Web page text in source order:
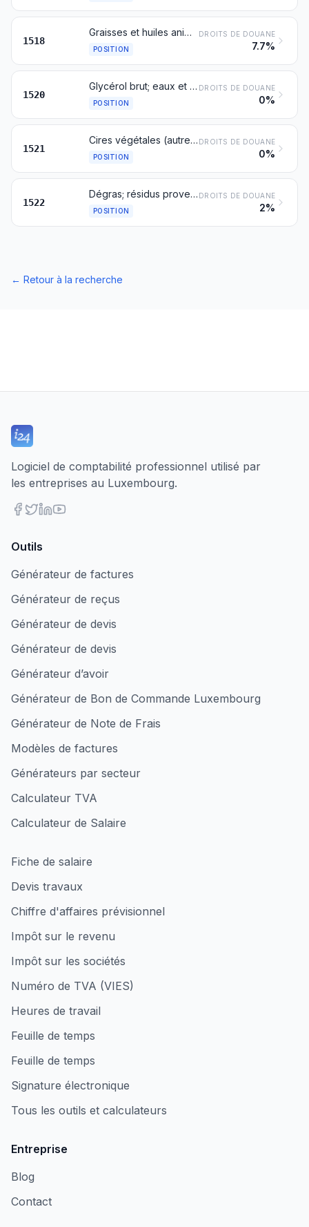
1518
Graisses et huiles animales, végétales ou d’origine microbienne et leurs fractions, cuites, oxydées, déshydratées, sulfurées, soufflées, standolisées ou autrement modifiées chimiquement, à l'exclusion de celles du no 1516; mélanges ou préparations non alimentaires de graisses ou d'huiles animales, végétales ou d’origine microbienne ou de fractions de différentes graisses ou huiles du présent chapitre, non dénommés ni compris ailleurs
POSITION
DROITS DE DOUANE
7.7%
1520
Glycérol brut; eaux et lessives glycérineuses
POSITION
DROITS DE DOUANE
0%
1521
Cires végétales (autres que les triglycérides), cires d'abeilles ou d'autres insectes et spermaceti, même raffinés ou colorés
POSITION
DROITS DE DOUANE
0%
1522
Dégras; résidus provenant du traitement des corps gras ou des cires animales ou végétales
POSITION
DROITS DE DOUANE
2%
← Retour à la recherche
Logiciel de comptabilité professionnel utilisé par
les entreprises au Luxembourg.
Outils
Générateur de factures
Générateur de reçus
Générateur de devis
Générateur de devis
Générateur d’avoir
Générateur de Bon de Commande Luxembourg
Générateur de Note de Frais
Modèles de factures
Générateurs par secteur
Calculateur TVA
Calculateur de Salaire
Fiche de salaire
Devis travaux
Chiffre d'affaires prévisionnel
Impôt sur le revenu
Impôt sur les sociétés
Numéro de TVA (VIES)
Heures de travail
Feuille de temps
Feuille de temps
Signature électronique
Tous les outils et calculateurs
Entreprise
Blog
Contact